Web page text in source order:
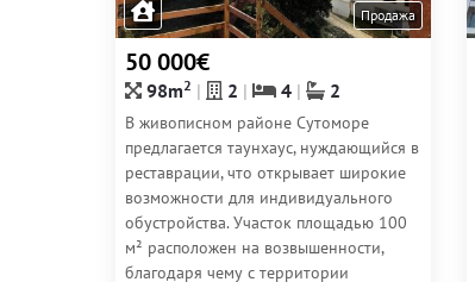
Продажа
50 000€
98m2 2 4 2
В живописном районе Сутоморе
предлагается таунхаус, нуждающийся в
реставрации, что открывает широкие
возможности для индивидуального
обустройства. Участок площадью 100
м² расположен на возвышенности,
благодаря чему с территории